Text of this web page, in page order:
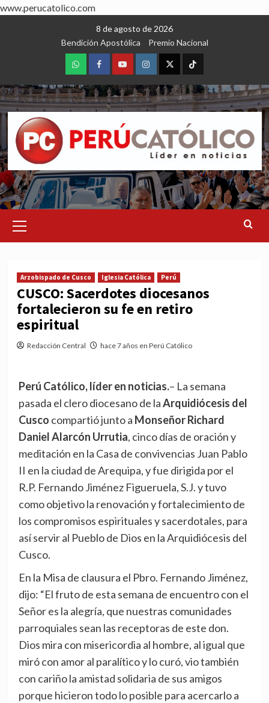
www.perucatolico.com
8 de agosto de 2026
Bendición Apostólica
Premio Nacional
WhatsAppFacebookYoutubeInstagram
X TikTok
Menu
Arzobispado de Cusco Iglesia Católica Perú
CUSCO: Sacerdotes diocesanos
fortalecieron su fe en retiro
espiritual
Redacción Central hace 7 años en Perú Católico
Perú Católico, líder en noticias.– La semana
pasada el clero diocesano de laArquidiócesis del
Cusco compartió junto a Monseñor Richard
Daniel Alarcón Urrutia, cinco días de oración y
meditación en la Casa de convivencias Juan Pablo
II en la ciudad de Arequipa, y fue dirigida por el
R.P. Fernando Jiménez Figueruela, S.J. y tuvo
como objetivo la renovación y fortalecimiento de
los compromisos espirituales y sacerdotales, para
así servir al Pueblo de Dios en la Arquidiócesis del
Cusco.
En la Misa de clausura el Pbro. Fernando Jiménez,
dijo: “El fruto de esta semana de encuentro con el
Señor es la alegría, que nuestras comunidades
parroquiales sean las receptoras de este don.
Dios mira con misericordia al hombre, al igual que
miró con amor al paralítico y lo curó, vio también
con cariño la amistad solidaria de sus amigos
porque hicieron todo lo posible para acercarlo a